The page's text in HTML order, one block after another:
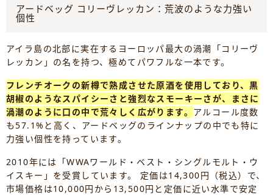
アードベッグ コリーヴレッカン：荒波のような力強い
個性
アイラ島の北部に実在するヨーロッパ最大の渦潮「コリーヴ
レッカン」の名を持つ、極めてパワフルな一本です。
フレンチオークの新樽で熟成させた原酒を使用しており、黒
胡椒のようなスパイシーさと強烈なスモーキーさが、まさに
渦潮のように口の中で荒々しく広がります。 アルコール度数
も57.1%と高く、アードベッグのラインナップの中でも特に
力強い個性を持っています。
2010年には「WWAワールド・ベスト・シングルモルト・ウ
イスキー」を受賞しています。 定価は14,300円（税込）で、
市場価格は10,000円から13,500円と定価に近い水準で安定